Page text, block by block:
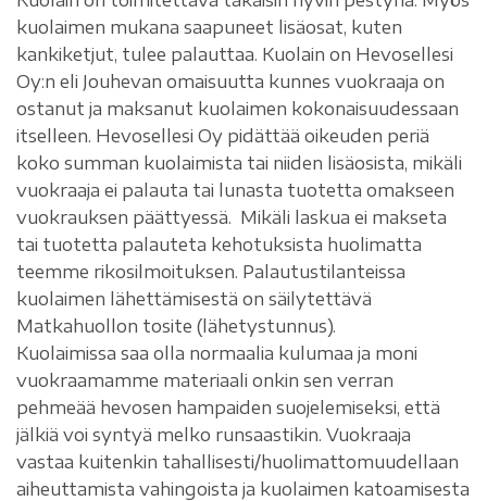
kuolaimen mukana saapuneet lisäosat, kuten
kankiketjut, tulee palauttaa. Kuolain on Hevosellesi
Oy:n eli Jouhevan omaisuutta kunnes vuokraaja on
ostanut ja maksanut kuolaimen kokonaisuudessaan
itselleen. Hevosellesi Oy pidättää oikeuden periä
koko summan kuolaimista tai niiden lisäosista, mikäli
vuokraaja ei palauta tai lunasta tuotetta omakseen
vuokrauksen päättyessä. Mikäli laskua ei makseta
tai tuotetta palauteta kehotuksista huolimatta
teemme rikosilmoituksen. Palautustilanteissa
kuolaimen lähettämisestä on säilytettävä
Matkahuollon tosite (lähetystunnus).
Kuolaimissa saa olla normaalia kulumaa ja moni
vuokraamamme materiaali onkin sen verran
pehmeää hevosen hampaiden suojelemiseksi, että
jälkiä voi syntyä melko runsaastikin. Vuokraaja
vastaa kuitenkin tahallisesti/huolimattomuudellaan
aiheuttamista vahingoista ja kuolaimen katoamisesta